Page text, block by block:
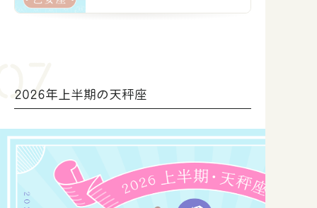
2026年上半期の天秤座